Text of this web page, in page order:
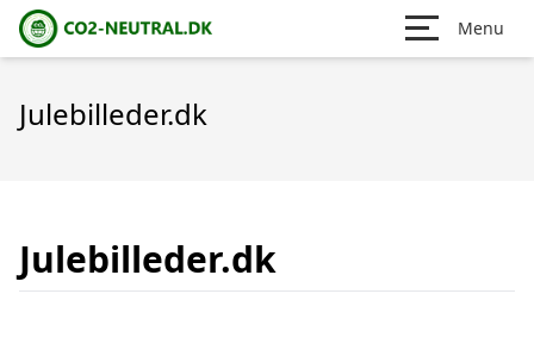
Menu
Julebilleder.dk
Julebilleder.dk